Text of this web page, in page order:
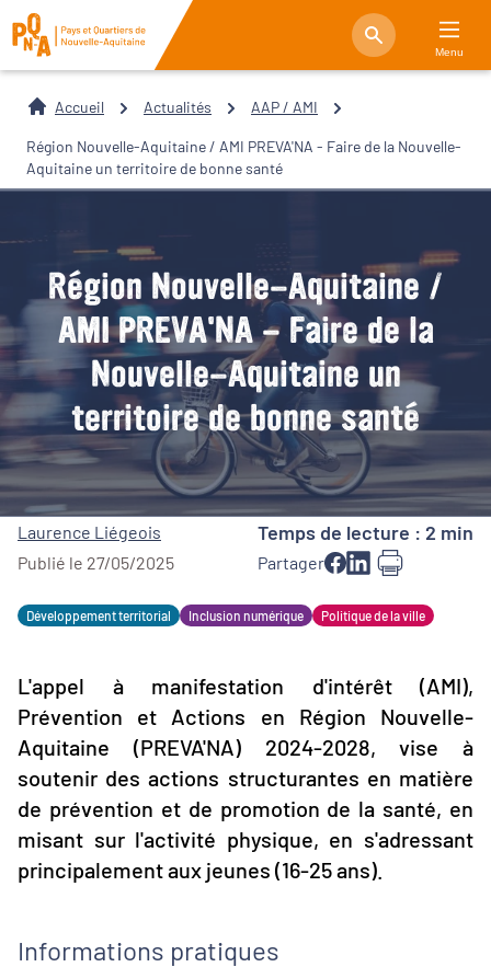
Menu
Accueil Actualités AAP / AMI
Région Nouvelle-Aquitaine / AMI PREVA'NA - Faire de la Nouvelle-
Aquitaine un territoire de bonne santé
Région Nouvelle-Aquitaine /
AMI PREVA'NA - Faire de la
Nouvelle-Aquitaine un
territoire de bonne santé
Laurence Liégeois
Publié le 27/05/2025
Temps de lecture : 2 min
Partager
Développement territorial Inclusion numérique Politique de la ville
L'appel à manifestation d'intérêt (AMI),
Prévention et Actions en Région Nouvelle-
Aquitaine (PREVA'NA) 2024-2028, vise à
soutenir des actions structurantes en matière
de prévention et de promotion de la santé, en
misant sur l'activité physique, en s'adressant
principalement aux jeunes (16-25 ans).
Informations pratiques